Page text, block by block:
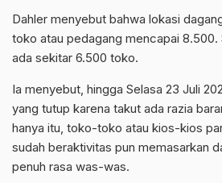
Dahler menyebut bahwa lokasi
toko atau pedagang mencapai 8.500.
ada sekitar 6.500 toko.
Ia menyebut, hingga Selasa 23 Juli
yang tutup karena takut ada razia
hanya itu, toko-toko atau kios-kios
sudah beraktivitas pun memasarkan
penuh rasa was-was.